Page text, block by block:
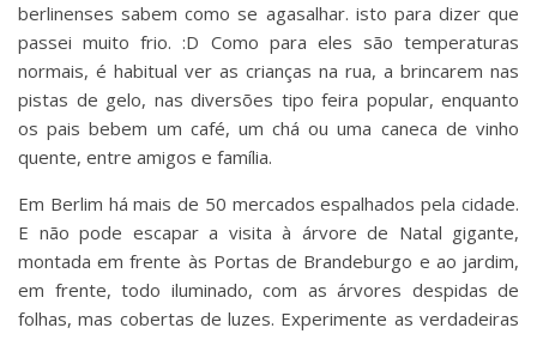
berlinenses sabem como se agasalhar. isto para dizer que
passei muito frio. :D Como para eles são temperaturas
normais, é habitual ver as crianças na rua, a brincarem nas
pistas de gelo, nas diversões tipo feira popular, enquanto
os pais bebem um café, um chá ou uma caneca de vinho
quente, entre amigos e família.
Em Berlim há mais de 50 mercados espalhados pela cidade.
E não pode escapar a visita à árvore de Natal gigante,
montada em frente às Portas de Brandeburgo e ao jardim,
em frente, todo iluminado, com as árvores despidas de
folhas, mas cobertas de luzes. Experimente as verdadeiras